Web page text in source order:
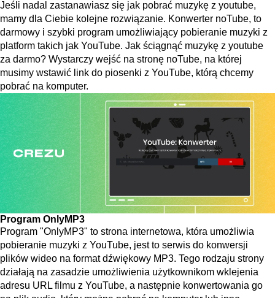
Jeśli nadal zastanawiasz się jak pobrać muzykę z youtube,
mamy dla Ciebie kolejne rozwiązanie. Konwerter noTube, to
darmowy i szybki program umożliwiający pobieranie muzyki z
platform takich jak YouTube. Jak ściągnąć muzykę z youtube
za darmo? Wystarczy wejść na stronę noTube, na której
musimy wstawić link do piosenki z YouTube, którą chcemy
pobrać na komputer.
Program OnlyMP3
Program "OnlyMP3" to strona internetowa, która umożliwia
pobieranie muzyki z YouTube, jest to serwis do konwersji
plików wideo na format dźwiękowy MP3. Tego rodzaju strony
działają na zasadzie umożliwienia użytkownikom wklejenia
adresu URL filmu z YouTube, a następnie konwertowania go